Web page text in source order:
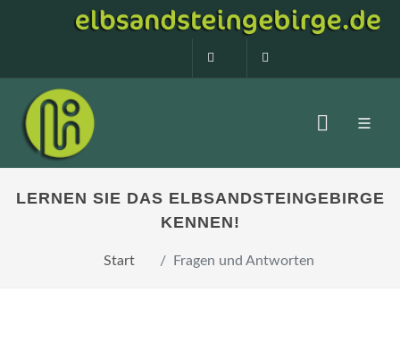
0160 99873408
LERNEN SIE DAS ELBSANDSTEINGEBIRGE
KENNEN!
Start Fragen und Antworten